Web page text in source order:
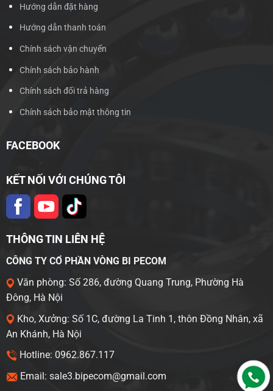
Hướng dẫn đặt hàng
Hướng dẫn thanh toán
Chính sách vận chuyển
Chính sách bảo hành
Chính sách đổi trả hàng
Chính sách bảo mật thông tin
FACEBOOK
KẾT NỐI VỚI CHÚNG TÔI
THÔNG TIN LIÊN HỆ
CÔNG TY CỔ PHẦN VÒNG BI PECOM
Văn phòng: Số 286, đường Quang Trung, Phường Hà
Đông, Hà Nội
Kho, Xưởng: Số 1C, đường La Tinh 1, thôn Đồng Nhân, xã
An Khánh, Hà Nội
Hotline: 0962.867.117
Email: sale3.bipecom@gmail.com